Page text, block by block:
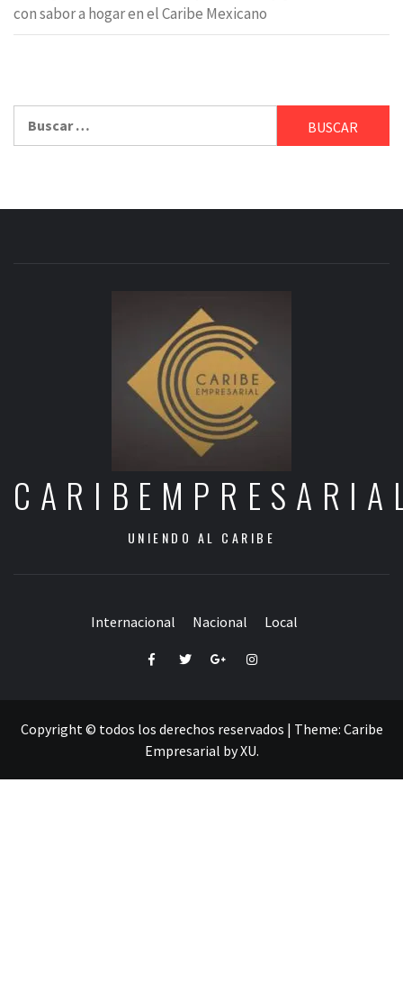
con sabor a hogar en el Caribe Mexicano
UNIENDO AL CARIBE
Internacional Nacional Local
FacebookTwitterGoogle+Instagram
Copyright © todos los derechos reservados | Theme: Caribe
Empresarial byXU.